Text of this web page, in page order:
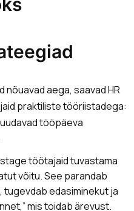
aega, saavad HR
praktiliste tööriistadega:
tööpäeva
töötajaid tuvastama
võitu. See parandab
edasiminekut ja
mis toidab ärevust.